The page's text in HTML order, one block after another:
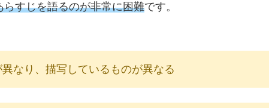
らすじを語るのが非常に困難です。
なり、描写しているものが異なる